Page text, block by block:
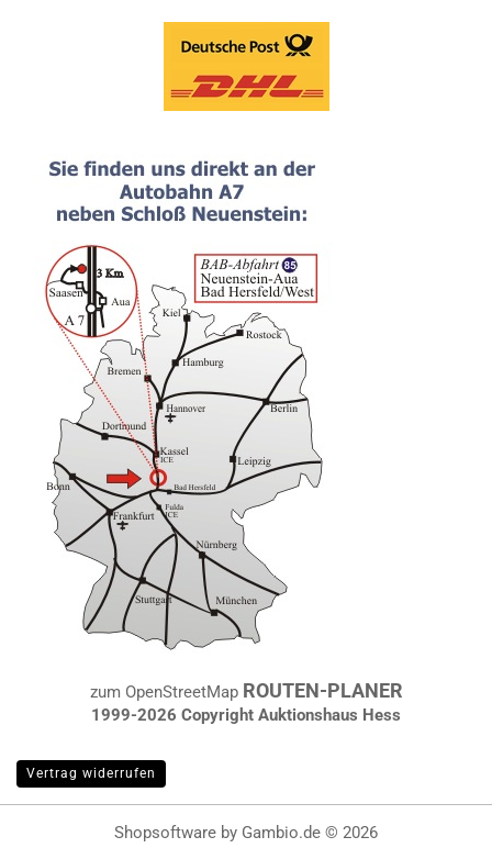
zum OpenStreetMap ROUTEN-PLANER
1999-2026 Copyright Auktionshaus Hess
Vertrag widerrufen
Shopsoftware by Gambio.de © 2026